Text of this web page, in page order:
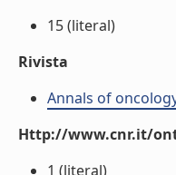
15 (literal)
Rivista
Annals of
Http://www.cnr.it/
1 (literal)